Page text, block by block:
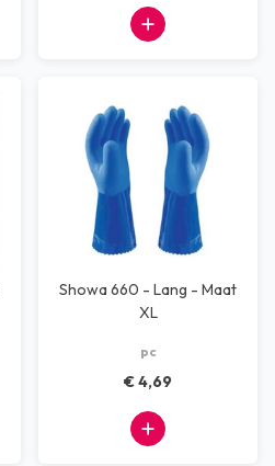
Showa 660 - Lang - Maat
XL
pc
€ 4,69